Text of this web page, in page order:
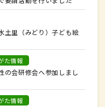
土里（みどり）子ども絵
た情報
の会研修会へ参加しまし
た情報